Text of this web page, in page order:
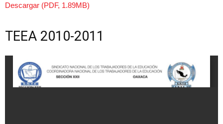
Descargar (PDF, 1.89MB)
TEEA 2010-2011